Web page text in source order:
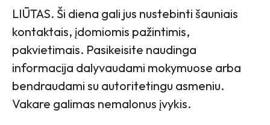
LIŪTAS. Ši diena gali jus nustebinti šauniais
kontaktais, įdomiomis pažintimis,
pakvietimais. Pasikeisite naudinga
informacija dalyvaudami mokymuose arba
bendraudami su autoritetingu asmeniu.
Vakare galimas nemalonus įvykis.